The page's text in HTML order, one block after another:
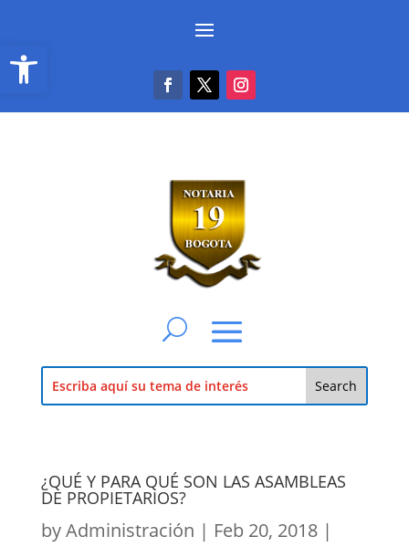
Abrir barra de herramientas
¿QUÉ Y PARA QUÉ SON LAS ASAMBLEAS
DE PROPIETARIOS?
byAdministración | Feb 20, 2018|